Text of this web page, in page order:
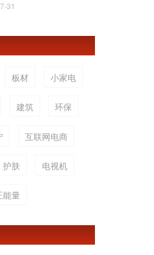
31
板材 小家电
建筑 环保
互联网电商
护肤 电视机
能量